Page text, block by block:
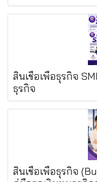
สินเชื่อเพื่อธุรกิจ
ธุรกิจ
สินเชื่อเพื่อธุรกิจ